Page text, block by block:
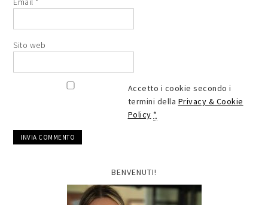
Sito web
Accetto i cookie secondo i
termini della Privacy & Cookie
Policy *
BENVENUTI!